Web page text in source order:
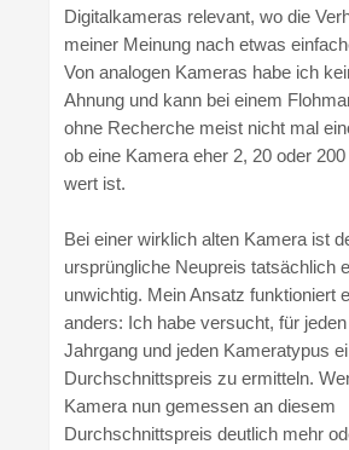
Digitalkameras relevant, wo die
meiner Meinung nach etwas
Von analogen Kameras habe ich
Ahnung und kann bei einem
ohne Recherche meist nicht mal
ob eine Kamera eher 2, 20 oder
wert ist.
Bei einer wirklich alten Kamera ist
ursprüngliche Neupreis tatsächlich
unwichtig. Mein Ansatz funktioniert
anders: Ich habe versucht, für jeden
Jahrgang und jeden Kameratypus
Durchschnittspreis zu ermitteln.
Kamera nun gemessen an diesem
Durchschnittspreis deutlich mehr